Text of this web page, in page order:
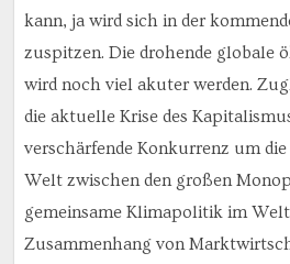
kann, ja wird sich in der
zuspitzen. Die drohende globale
wird noch viel akuter werden.
die aktuelle Krise des
verschärfende Konkurrenz um
Welt zwischen den großen
gemeinsame Klimapolitik im
Zusammenhang von